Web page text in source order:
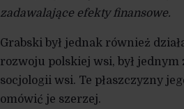
zadawalające efekty finansowe.
Grabski był jednak również
rozwoju polskiej wsi, był
socjologii wsi. Te płaszczyzny
omówić je szerzej.